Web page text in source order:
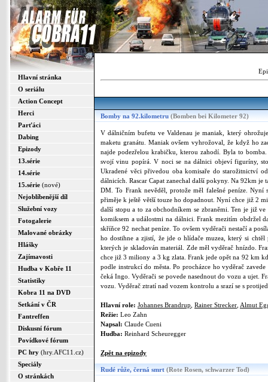
Hlavní stránka
O seriálu
Action Concept
Herci
Parťáci
Dabing
Epizody
13.série
14.série
15.série (nové)
Nejoblíbenější díl
Služební vozy
Fotogalerie
Malované obrázky
Hlášky
Zajímavosti
Hudba v Kobře 11
Statistiky
Kobra 11 na DVD
Setkání v ČR
Fantreffen
Diskusní fórum
Povídkové fórum
PC hry (hry.AFC11.cz)
Speciály
O stránkách
Bomby na 92.kilometru (Bomben bei Kilometer 92)
V dálničním bufetu ve Valdenau je maniak, který
maketu granátu. Maniak ovšem vyhrožoval, že když ho
najde podezřelou krabičku, kterou zahodí. Byla to
svojí vinu popírá. V noci se na dálnici objeví figuríny,
Ukradené věci přivedou oba komisaře do starožitnictví
dálnicích. Rascar Capat zanechal další pokyny. Na 92km
DM. To Frank nevěděl, protože měl falešné peníze. Nyní
přiměje k ještě větší touze ho dopadnout. Nyní chce již 2
další stopu a to za obchodníkem se zbraněmi. Ten je již
komiksem a událostmi na dálnici. Frank mezitím obdržel
skříňce 92 nechat peníze. To ovšem vyděrači nestačí a
ho dostihne a zjistí, že jde o hlídače muzea, který si
kterých je skladován materiál. Zde měl vyděrač hnízdo.
chce již 3 miliony a 3 kg zlata. Frank jede opět na 92 km
podle instrukcí do města. Po procházce ho vyděrač
čeká Ingo. Vyděrači se povede nasednout do vozu a ujet.
vozu. Vyděrač ztratí nad vozem kontrolu a srazí se s
Hlavní role: Johannes Brandrup Rainer Strecker Almut
Režie: Leo Zahn
Napsal: Claude Cueni
Hudba: Reinhard Scheuregger
Zpět na epizody
Rudé růže, černá smrt (Rote Rosen, schwarzer Tod)